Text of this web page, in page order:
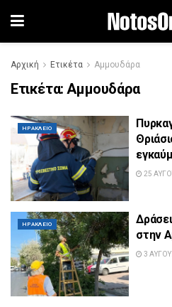
Αρχική Ετικέτα Αμμουδάρα
Ετικέτα:Αμμουδάρα
ΗΡΆΚΛΕΙΟ
25
ΗΡΆΚΛΕΙΟ
στην
3